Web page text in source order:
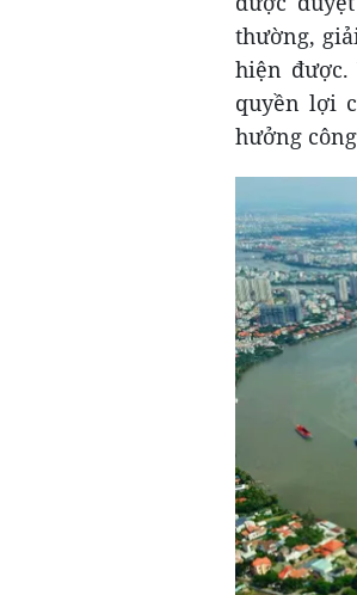
thường,
hiện được.
quyền lợi
hưởng